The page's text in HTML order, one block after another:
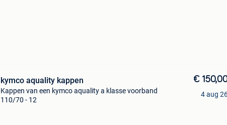
kymco aquality kappen
Kappen van een kymco aquality a klasse voorband
110/70 - 12
€
4 aug